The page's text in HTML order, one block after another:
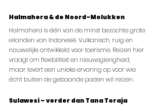
Halmahera & de Noord-Molukken
Halmahera is één van de minst bezochte grote
eilanden van Indonesië. Vulkanisch, ruig en
nauwelijks ontwikkeld voor toerisme. Reizen hier
vraagt om flexibiliteit en nieuwsgierigheid,
maar levert een unieke ervaring op voor wie
écht buiten de gebaande paden wil reizen.
Sulawesi – verder dan Tana Toraja